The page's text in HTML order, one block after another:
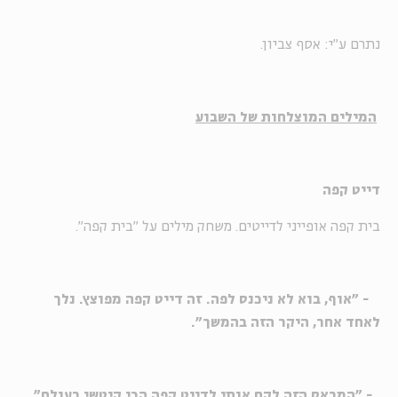
נתרם ע"י: אסף צביון.
המילים המוצלחות של השבוע
דייט קפה
בית קפה אופייני לדייטים. משחק מילים על "בית קפה".
- "אוף, בוא לא ניכנס לפה. זה דייט קפה מפוצץ. נלך
לאחד אחר, היקר הזה בהמשך".